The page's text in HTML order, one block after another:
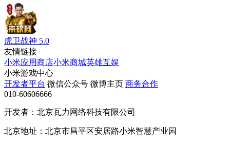
虎卫战神 5.0
友情链接
小米应用商店小米商城英雄互娱
小米游戏中心
开发者平台 微信公众号 微博主页 商务合作
010-60606666
开发者：北京瓦力网络科技有限公司
北京地址：北京市昌平区安居路小米智慧产业园